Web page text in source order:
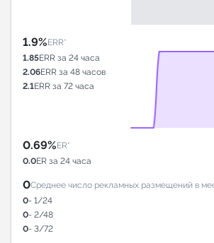
1.9%ERR*
1.85ERR за 24 часа
2.06ERR за 48 часов
2.1ERR за 72 часа
0.69%ER*
0.0ER за 24 часа
0Среднее число рекламных размещений в
0- 1/24
0- 2/48
0- 3/72